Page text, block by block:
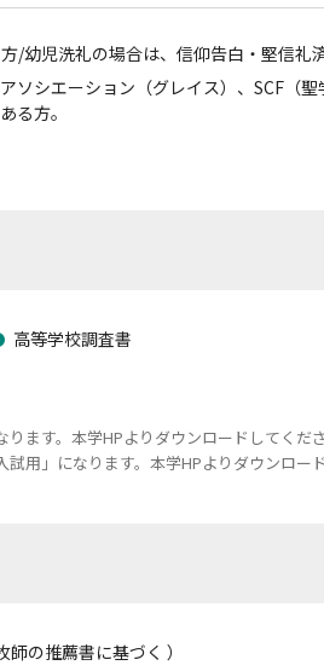
/幼児洗礼の場合は、信仰告白・堅信礼
ソシエーション（グレイス）、SCF（
る方。
高等学校調査書
ます。本学HPよりダウンロードしてくださ
用」になります。本学HPよりダウンロー
の推薦書に基づく ）